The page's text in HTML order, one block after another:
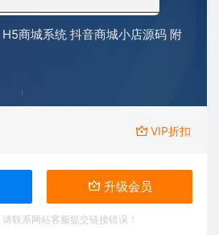
商城系统 抖音商城小店源码 附
VIP折扣
升级会员
联系网站客服提交链接错误！